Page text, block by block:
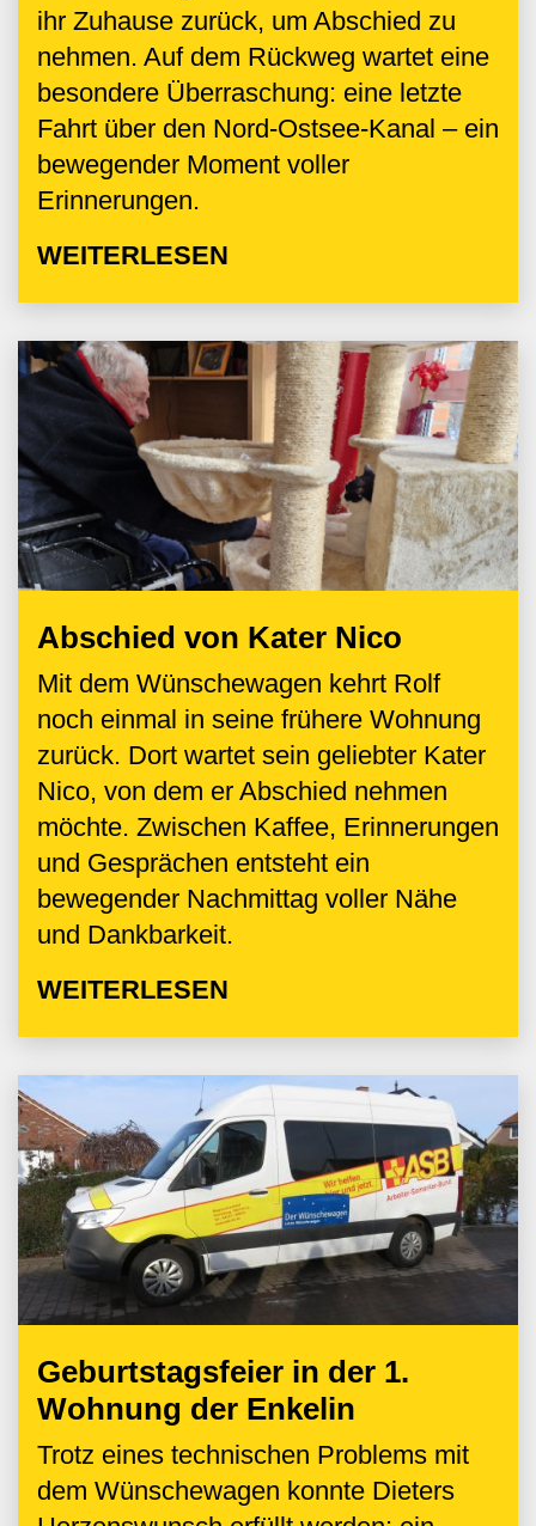
ihr Zuhause zurück, um Abschied zu
nehmen. Auf dem Rückweg wartet eine
besondere Überraschung: eine letzte
Fahrt über den Nord-Ostsee-Kanal – ein
bewegender Moment voller
Erinnerungen.
WEITERLESEN
Abschied von Kater Nico
Mit dem Wünschewagen kehrt Rolf
noch einmal in seine frühere Wohnung
zurück. Dort wartet sein geliebter Kater
Nico, von dem er Abschied nehmen
möchte. Zwischen Kaffee, Erinnerungen
und Gesprächen entsteht ein
bewegender Nachmittag voller Nähe
und Dankbarkeit.
WEITERLESEN
Geburtstagsfeier in der 1.
Wohnung der Enkelin
Trotz eines technischen Problems mit
dem Wünschewagen konnte Dieters